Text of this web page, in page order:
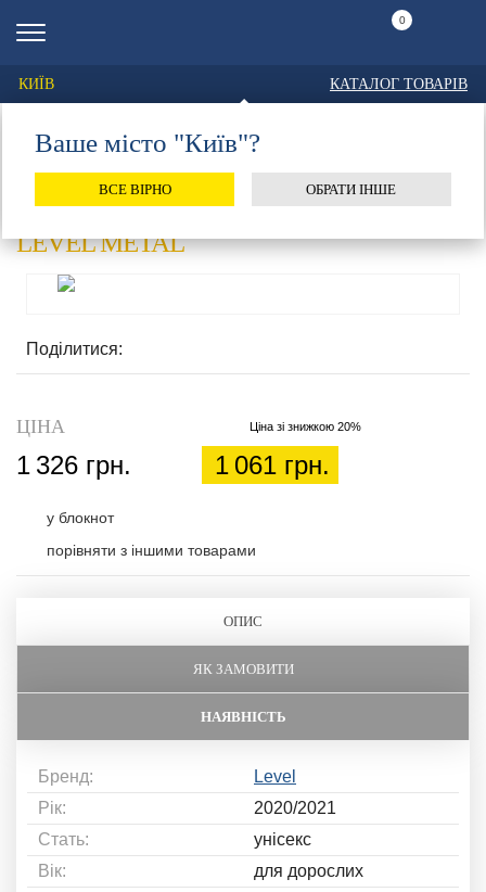
0
КИЇВ КАТАЛОГ ТОВАРІВ
ШАПКИ
Головна Каталог Ковзани льодові Аксесуари
LEVEL METAL
Поділитися:
ЦІНА
1 326 грн.
Ціна зі знижкою 20%
1 061 грн.
у блокнот
порівняти з іншими товарами
ОПИС
ЯК ЗАМОВИТИ
НАЯВНІСТЬ
Бренд:
Level
Рік:
2020/2021
Стать:
унісекс
Вік:
для дорослих
Ваше місто "Київ"?
ВСЕ ВІРНО ОБРАТИ ІНШЕ